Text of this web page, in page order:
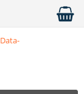
Data-